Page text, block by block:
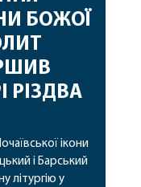
БОЖОЇ
РІЗДВА
ікони
і Барський
літургію у